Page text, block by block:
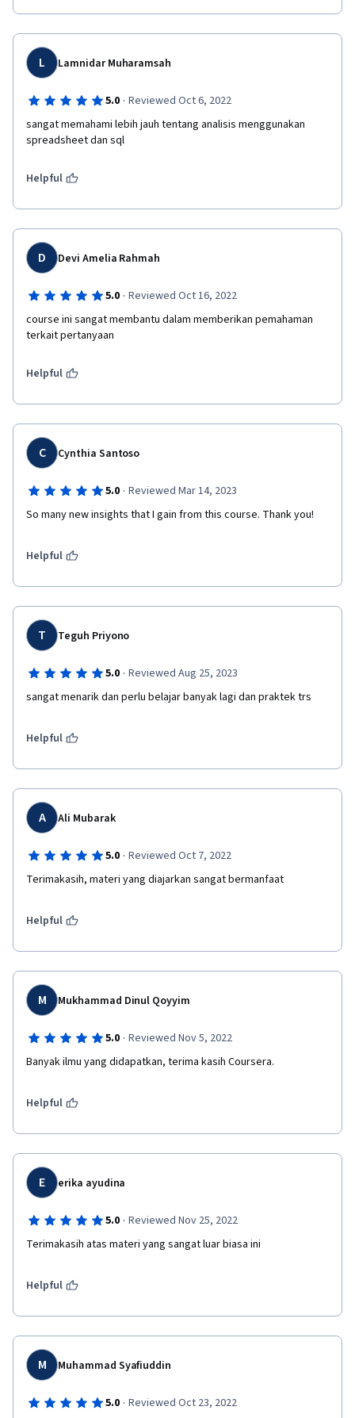
L Lamnidar Muharamsah
5.0 · Reviewed Oct 6, 2022
sangat memahami lebih jauh tentang analisis menggunakan
spreadsheet dan sql
Helpful
D Devi Amelia Rahmah
5.0 · Reviewed Oct 16, 2022
course ini sangat membantu dalam memberikan pemahaman
terkait pertanyaan
Helpful
C Cynthia Santoso
5.0 · Reviewed Mar 14, 2023
So many new insights that I gain from this course. Thank you!
Helpful
T Teguh Priyono
5.0 · Reviewed Aug 25, 2023
sangat menarik dan perlu belajar banyak lagi dan praktek trs
Helpful
A Ali Mubarak
5.0 · Reviewed Oct 7, 2022
Terimakasih, materi yang diajarkan sangat bermanfaat
Helpful
M Mukhammad Dinul Qoyyim
5.0 · Reviewed Nov 5, 2022
Banyak ilmu yang didapatkan, terima kasih Coursera.
Helpful
E erika ayudina
5.0 · Reviewed Nov 25, 2022
Terimakasih atas materi yang sangat luar biasa ini
Helpful
M Muhammad Syafiuddin
5.0 · Reviewed Oct 23, 2022